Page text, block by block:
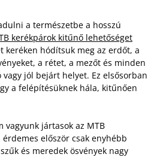
a természetbe a hosszú
kerékpárok kitűnő lehetőséget
keréken hódítsuk meg az erdőt, a
a rétet, a mezőt és minden
jól bejárt helyet. Ez elsősorban
a felépítésüknek hála, kitűnően
vagyunk jártasok az MTB
először csak enyhébb
és meredek ösvények nagy